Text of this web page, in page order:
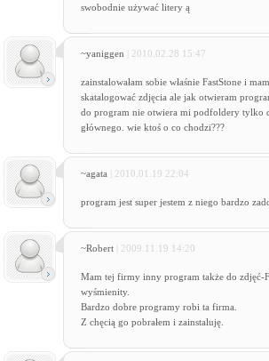
swobodnie używać litery ą
~yaniggen | 2010.02.28 15:47
zainstalowałam sobie właśnie FastStone i
skatalogować zdjęcia ale jak otwieram
do program nie otwiera mi podfoldery tylko
głównego. wie ktoś o co chodzi???
~agata | 2010.01.19 22:04
program jest super jestem z niego bardzo
~Robert | 2009.11.19 14:20
Mam tej firmy inny program także do zdjęć-
wyśmienity.
Bardzo dobre programy robi ta firma.
Z chęcią go pobrałem i zainstaluję.